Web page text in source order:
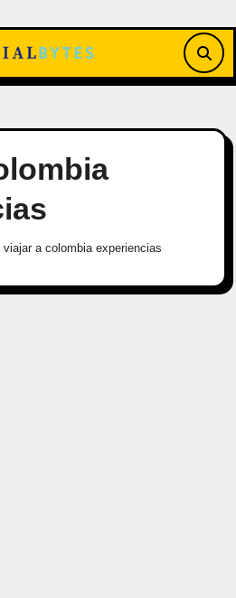
viajar a colombia experiencias